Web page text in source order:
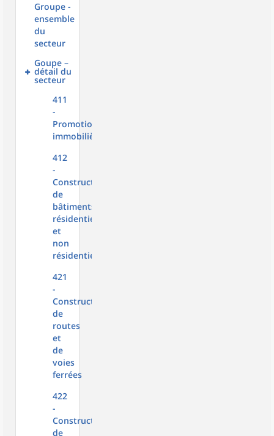
Groupe -
ensemble
du
secteur
Goupe –
détail du
secteur
411
-
Promotion
immobilière
412
-
Construction
de
bâtiments
résidentiels
et
non
résidentiels
421
-
Construction
de
routes
et
de
voies
ferrées
422
-
Construction
de